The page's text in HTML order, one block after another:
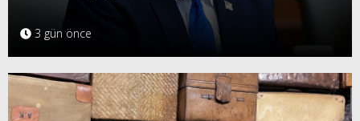
3 gün önce